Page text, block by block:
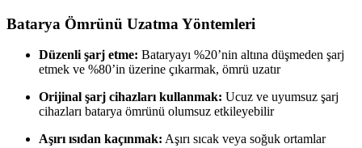
Batarya Ömrünü Uzatma Yöntemleri
Düzenli şarj etme: Bataryayı %20’nin altına düşmeden şarj
etmek ve %80’in üzerine çıkarmak, ömrü uzatır
Orijinal şarj cihazları kullanmak: Ucuz ve uyumsuz şarj
cihazları batarya ömrünü olumsuz etkileyebilir
Aşırı ısıdan kaçınmak: Aşırı sıcak veya soğuk ortamlar